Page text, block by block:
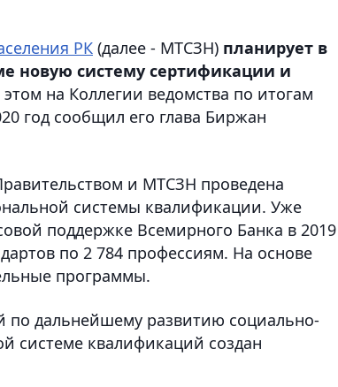
РК (далее - МТСЗН) планирует в
новую систему сертификации и
на Коллегии ведомства по итогам
год сообщил его глава Биржан
и МТСЗН проведена
системы квалификации. Уже
поддержке Всемирного Банка в 2019
по 2 784 профессиям. На основе
программы.
дальнейшему развитию социально-
системе квалификаций создан